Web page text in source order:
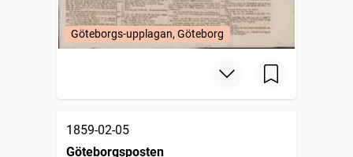
Göteborgs-upplagan, Göteborg
1859-02-05
Göteborgsposten